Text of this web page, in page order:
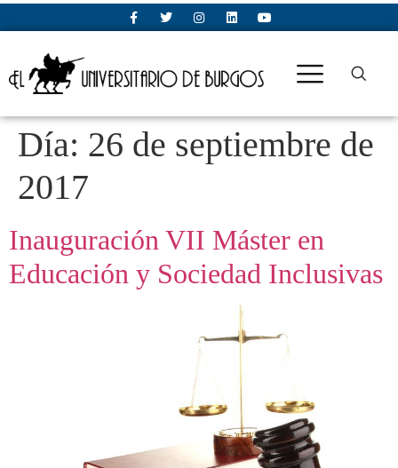
Día: 26 de septiembre de
2017
Inauguración VII Máster en
Educación y Sociedad Inclusivas